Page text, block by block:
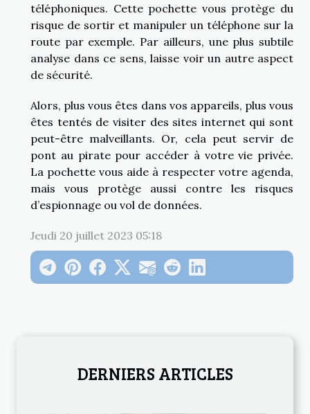
DERNIERS ARTICLES
téléphoniques. Cette pochette vous protège du
risque de sortir et manipuler un téléphone sur la
route par exemple. Par ailleurs, une plus subtile
analyse dans ce sens, laisse voir un autre aspect
de sécurité.
Alors, plus vous êtes dans vos appareils, plus vous
êtes tentés de visiter des sites internet qui sont
peut-être malveillants. Or, cela peut servir de
pont au pirate pour accéder à votre vie privée.
La pochette vous aide à respecter votre agenda,
mais vous protège aussi contre les risques
d’espionnage ou vol de données.
Jeudi 20 juillet 2023 05:18